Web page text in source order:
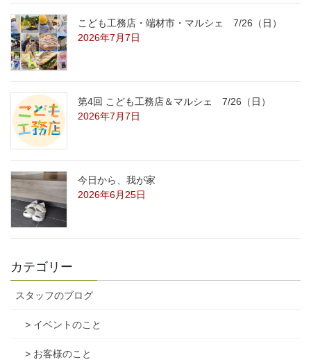
こども工務店・端材市・マルシェ 7/26（日）
2026年7月7日
第4回 こども工務店＆マルシェ 7/26（日）
2026年7月7日
今日から、我が家
2026年6月25日
カテゴリー
スタッフのブログ
> イベントのこと
> お客様のこと